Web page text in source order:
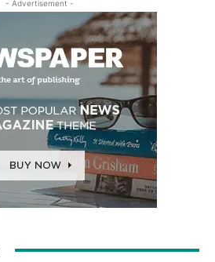
- Advertisement -